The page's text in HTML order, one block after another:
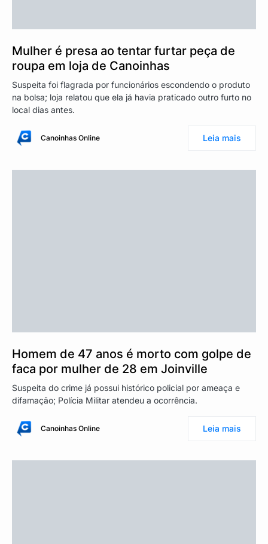
Mulher é presa ao tentar furtar peça de
roupa em loja de Canoinhas
Suspeita foi flagrada por funcionários escondendo o produto
na bolsa; loja relatou que ela já havia praticado outro furto no
local dias antes.
Canoinhas Online Leia mais
Homem de 47 anos é morto com golpe de
faca por mulher de 28 em Joinville
Suspeita do crime já possui histórico policial por ameaça e
difamação; Polícia Militar atendeu a ocorrência.
Canoinhas Online Leia mais